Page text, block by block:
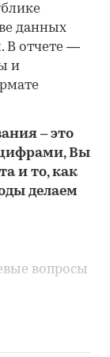
данных
В отчете —
и
– это
Вы
и то,как
делаем
вопросы